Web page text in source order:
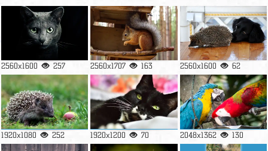
2560x1600 257 2560x1707 163 2560x1600 62
1920x1080 252 1920x1200 70 2048x1362 130